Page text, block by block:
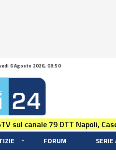
6 Agosto 2026, 08:50
sul canale 79 DTT Napoli,
FORUM SERIE